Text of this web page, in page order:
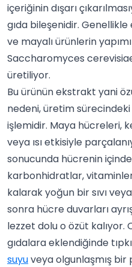
içeriğinin dışarı
gıda bileşenidir.
ve mayalı ürünlerin
Saccharomyces
üretiliyor.
Bu ürünün ekstrakt yani
nedeni, üretim
işlemidir. Maya hücreleri,
veya ısı etkisiyle
sonucunda hücrenin
karbonhidratlar,
kalarak yoğun bir sıvı
sonra hücre duvarları
lezzet dolu o özüt kalıyor.
gıdalara eklendiğinde
suyuveya olgunlaşmış